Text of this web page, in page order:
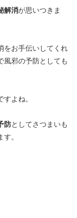
解消が思いつきま
をお手伝いしてくれ
風邪の予防としても
よね。
防としてさつまいも
。